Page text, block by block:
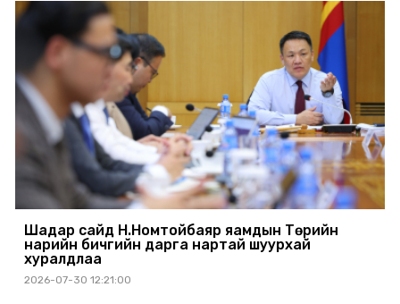
Шадар сайд Н.Номтойбаяр яамдын Төрийн
нарийн бичгийн дарга нартай шуурхай
хуралдлаа
2026-07-30 12:21:00